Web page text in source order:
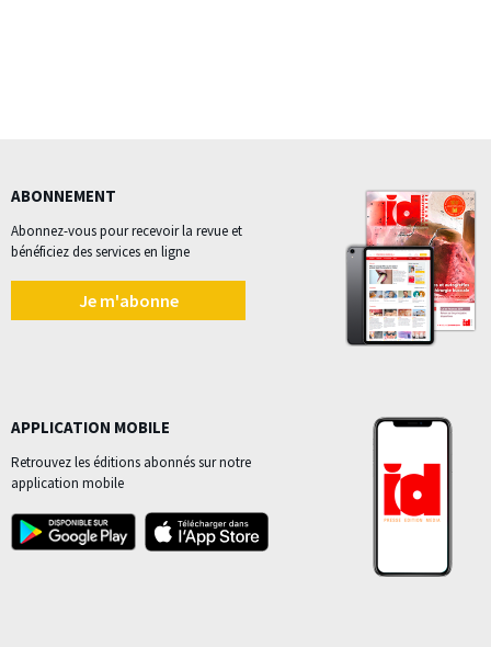
ABONNEMENT
Abonnez-vous pour recevoir la revue et
bénéficiez des services en ligne
Je m'abonne
APPLICATION MOBILE
Retrouvez les éditions abonnés sur notre
application mobile